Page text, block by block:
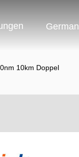
German
10km Doppel